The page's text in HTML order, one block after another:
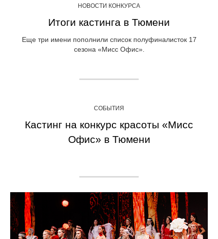
НОВОСТИ КОНКУРСА
Итоги кастинга в Тюмени
Еще три имени пополнили список полуфиналисток 17
сезона «Мисс Офис».
СОБЫТИЯ
Кастинг на конкурс красоты «Мисс
Офис» в Тюмени